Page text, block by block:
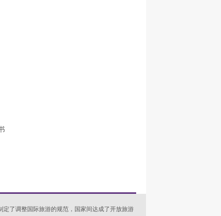
了调整国际旅游的规范，国家间达成了开放旅游